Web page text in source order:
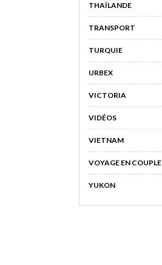
THAÏLANDE
TRANSPORT
TURQUIE
URBEX
VICTORIA
VIDÉOS
VIETNAM
VOYAGE EN COUPLE
YUKON